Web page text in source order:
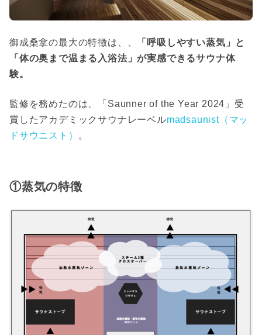
御成桑拿の最大の特徴は、、
「呼吸しやすい蒸気」と
「体の奥まで温まる入浴法」が実感できるサウナ体
験。
監修を務めたのは、「Saunner of the Year 2024」受
賞したアカデミックサウナレーベルmadsaunist（マッ
ドサウニスト）
。
①蒸気の特徴